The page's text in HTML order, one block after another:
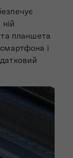
та планшета
і